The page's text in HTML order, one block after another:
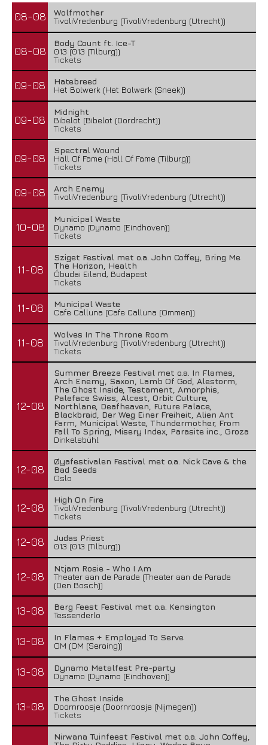
08-08
Wolfmother
TivoliVredenburg (TivoliVredenburg (Utrecht))
08-08
Body Count ft. Ice-T
013 (013 (Tilburg))
Tickets
09-08
Hatebreed
Het Bolwerk (Het Bolwerk (Sneek))
09-08
Midnight
Bibelot (Bibelot (Dordrecht))
Tickets
09-08
Spectral Wound
Hall Of Fame (Hall Of Fame (Tilburg))
Tickets
09-08
Arch Enemy
TivoliVredenburg (TivoliVredenburg (Utrecht))
10-08
Municipal Waste
Dynamo (Dynamo (Eindhoven))
Tickets
11-08
Sziget Festival met o.a. John Coffey, Bring Me
The Horizon, Health
Óbudai Eiland, Budapest
Tickets
11-08
Municipal Waste
Cafe Calluna (Cafe Calluna (Ommen))
11-08
Wolves In The Throne Room
TivoliVredenburg (TivoliVredenburg (Utrecht))
Tickets
12-08
Summer Breeze Festival met o.a. In Flames,
Arch Enemy, Saxon, Lamb Of God, Alestorm,
The Ghost Inside, Testament, Amorphis,
Paleface Swiss, Alcest, Orbit Culture,
Northlane, Deafheaven, Future Palace,
Blackbraid, Der Weg Einer Freiheit, Alien Ant
Farm, Municipal Waste, Thundermother, From
Fall To Spring, Misery Index, Parasite inc., Groza
Dinkelsbühl
12-08
Øyafestivalen Festival met o.a. Nick Cave & the
Bad Seeds
Oslo
12-08
High On Fire
TivoliVredenburg (TivoliVredenburg (Utrecht))
Tickets
12-08
Judas Priest
013 (013 (Tilburg))
12-08
Ntjam Rosie - Who I Am
Theater aan de Parade (Theater aan de Parade
(Den Bosch))
13-08
Berg Feest Festival met o.a. Kensington
Tessenderlo
13-08
In Flames + Employed To Serve
OM (OM (Seraing))
13-08
Dynamo Metalfest Pre-party
Dynamo (Dynamo (Eindhoven))
13-08
The Ghost Inside
Doornroosje (Doornroosje (Nijmegen))
Tickets
Nirwana Tuinfeest Festival met o.a. John Coffey,